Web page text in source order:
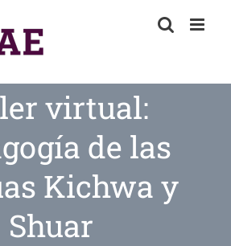
virtual:
de las
Kichwa y
Shuar